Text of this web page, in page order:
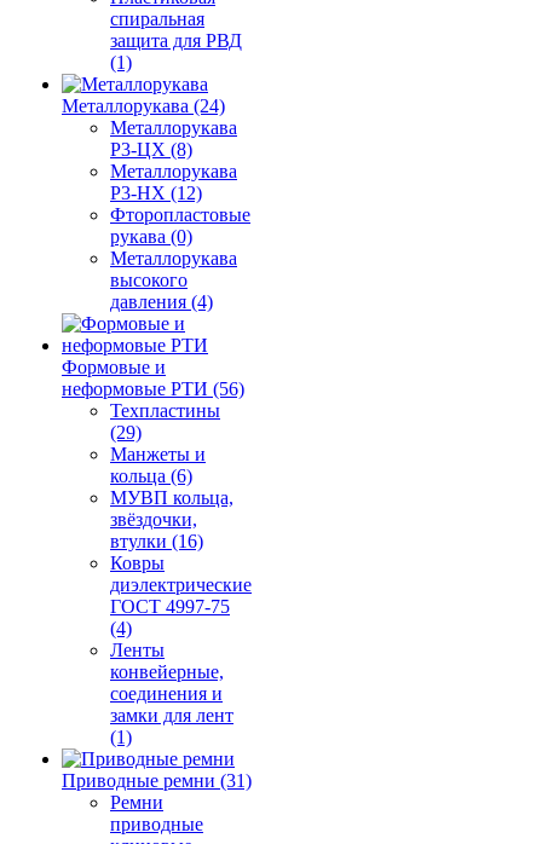
спиральная
защита для РВД
(1)
Металлорукава (24)
Металлорукава
Р3-ЦХ (8)
Металлорукава
Р3-НХ (12)
Фторопластовые
рукава (0)
Металлорукава
высокого
давления (4)
Формовые и
неформовые РТИ (56)
Техпластины
(29)
Манжеты и
кольца (6)
МУВП кольца,
звёздочки,
втулки (16)
Ковры
диэлектрические
ГОСТ 4997-75
(4)
Ленты
конвейерные,
соединения и
замки для лент
(1)
Приводные ремни (31)
Ремни
приводные